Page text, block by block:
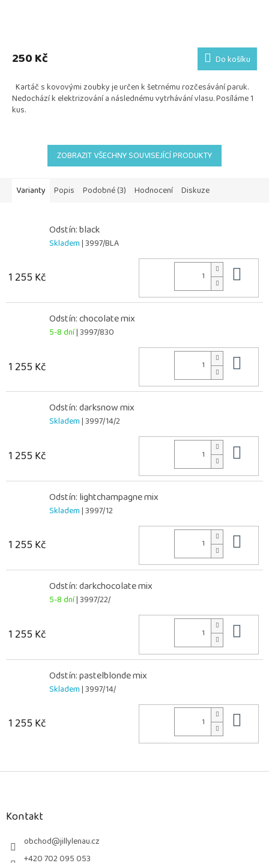
produktu
je
5
hvězdiček.
250 Kč Do košíku
Kartáč s kovovými zoubky je určen k šetrnému rozčesávání paruk.
Nedochází k elektrizování a následnému vytrhávání vlasu. Posíláme 1
kus.
ZOBRAZIT VŠECHNY SOUVISEJÍCÍ PRODUKTY
Varianty Popis Podobné (3) Hodnocení Diskuze
Odstín: black
Skladem| 3997/BLA
1 255 Kč
Odstín: chocolate mix
5-8 dní| 3997/830
1 255 Kč
Odstín: darksnow mix
Skladem| 3997/14/2
1 255 Kč
Odstín: lightchampagne mix
Skladem| 3997/12
1 255 Kč
Odstín: darkchocolate mix
5-8 dní| 3997/22/
1 255 Kč
Odstín: pastelblonde mix
Skladem| 3997/14/
1 255 Kč
Z
Kontakt
obchod@jillylenau.cz
+420 702 095 053